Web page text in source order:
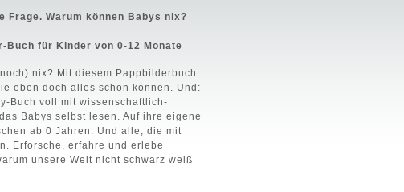
Frage. Warum können Babys nix?
Buch für Kinder von 0-12 Monate
nix? Mit diesem Pappbilderbuch
eben doch alles schon können. Und:
Buch voll mit wissenschaftlich-
Babys selbst lesen. Auf ihre eigene
ab 0 Jahren. Und alle, die mit
Erforsche, erfahre und erlebe
unsere Welt nicht schwarz weiß